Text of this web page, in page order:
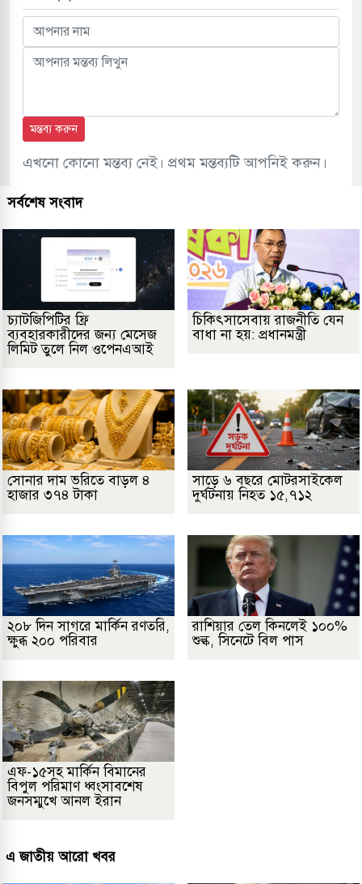
মন্তব্য করুন
এখনো কোনো মন্তব্য নেই। প্রথম মন্তব্যটি আপনিই করুন।
সর্বশেষ সংবাদ
চ্যাটজিপিটির ফ্রি
ব্যবহারকারীদের জন্য মেসেজ
লিমিট তুলে নিল ওপেনএআই
চিকিৎসাসেবায় রাজনীতি যেন
বাধা না হয়: প্রধানমন্ত্রী
সোনার দাম ভরিতে বাড়ল ৪
হাজার ৩৭৪ টাকা
সাড়ে ৬ বছরে মোটরসাইকেল
দুর্ঘটনায় নিহত ১৫,৭১২
২০৮ দিন সাগরে মার্কিন রণতরি,
ক্ষুব্ধ ২০০ পরিবার
রাশিয়ার তেল কিনলেই ১০০%
শুল্ক, সিনেটে বিল পাস
এফ-১৫সহ মার্কিন বিমানের
বিপুল পরিমাণ ধ্বংসাবশেষ
জনসম্মুখে আনল ইরান
এ জাতীয় আরো খবর